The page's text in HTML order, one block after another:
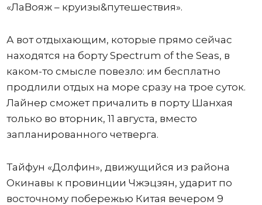
«ЛаВояж – круизы&путешествия».
А вот отдыхающим, которые прямо сейчас
находятся на борту Spectrum of the Seas, в
каком-то смысле повезло: им бесплатно
продлили отдых на море сразу на трое суток.
Лайнер сможет причалить в порту Шанхая
только во вторник, 11 августа, вместо
запланированного четверга.
Тайфун «Долфин», движущийся из района
Окинавы к провинции Чжэцзян, ударит по
восточному побережью Китая вечером 9